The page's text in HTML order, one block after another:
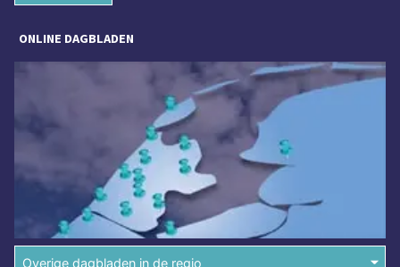
ONLINE DAGBLADEN
Overige dagbladen in de regio